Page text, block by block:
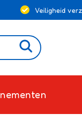
Veiligheid
Search